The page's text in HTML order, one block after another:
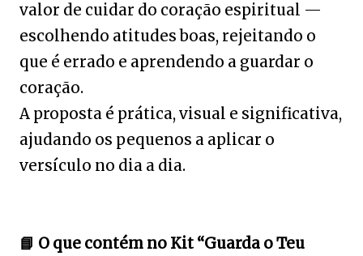
valor de cuidar do coração espiritual —
escolhendo atitudes boas, rejeitando o
que é errado e aprendendo a guardar o
coração.
A proposta é prática, visual e significativa,
ajudando os pequenos a aplicar o
versículo no dia a dia.
📘 O que contém no Kit “Guarda o Teu